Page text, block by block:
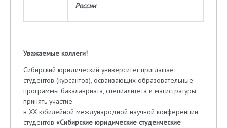
России
Уважаемые коллеги!
Сибирский юридический университет приглашает
студентов (курсантов), осваивающих образовательные
программы бакалавриата, специалитета и магистратуры,
принять участие
в ХХ юбилейной международной научной конференции
студентов «Сибирские юридические студенческие